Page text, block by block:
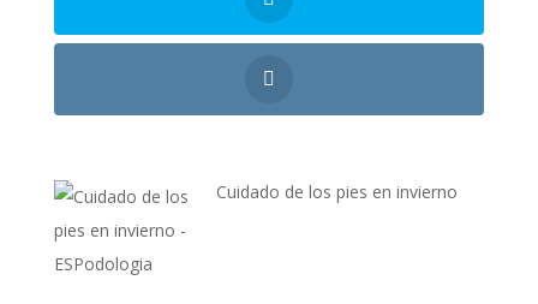
Cuidado de los pies en invierno